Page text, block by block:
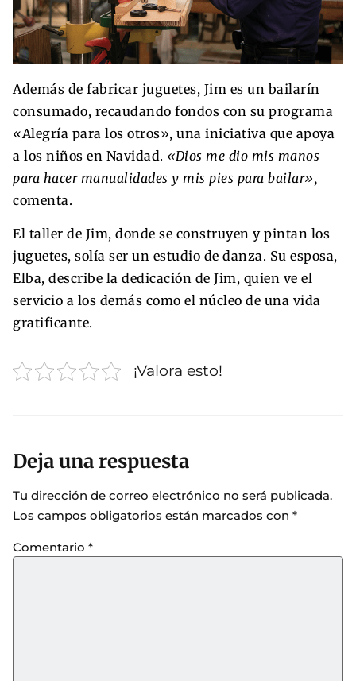
Además de fabricar juguetes, Jim es un bailarín
consumado, recaudando fondos con su programa
«Alegría para los otros», una iniciativa que apoya
a los niños en Navidad. «Dios me dio mis manos
para hacer manualidades y mis pies para bailar»,
comenta.
El taller de Jim, donde se construyen y pintan los
juguetes, solía ser un estudio de danza. Su esposa,
Elba, describe la dedicación de Jim, quien ve el
servicio a los demás como el núcleo de una vida
gratificante.
¡Valora esto!
Deja una respuesta
Tu dirección de correo electrónico no será publicada.
Los campos obligatorios están marcados con *
Comentario *